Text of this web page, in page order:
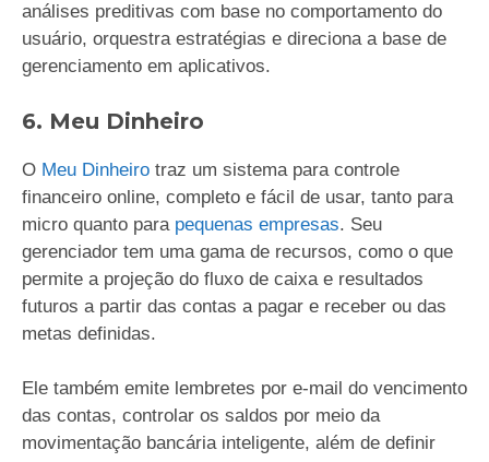
análises preditivas com base no comportamento do
usuário, orquestra estratégias e direciona a base de
gerenciamento em aplicativos.
6. Meu Dinheiro
O Meu Dinheiro traz um sistema para controle
financeiro online, completo e fácil de usar, tanto para
micro quanto parapequenas empresas. Seu
gerenciador tem uma gama de recursos, como o que
permite a projeção do fluxo de caixa e resultados
futuros a partir das contas a pagar e receber ou das
metas definidas.
Ele também emite lembretes por e-mail do vencimento
das contas, controlar os saldos por meio da
movimentação bancária inteligente, além de definir